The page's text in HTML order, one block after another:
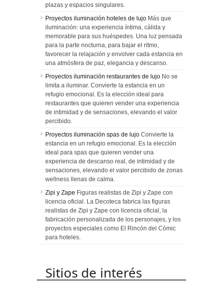
plazas y espacios singulares.
Proyectos iluminación hoteles de lujo Más que
iluminación: una experiencia íntima, cálida y
memorable para sus huéspedes. Una luz pensada
para la parte nocturna, para bajar el ritmo,
favorecer la relajación y envolver cada estancia en
una atmósfera de paz, elegancia y descanso.
Proyectos iluminación restaurantes de lujo No se
limita a iluminar. Convierte la estancia en un
refugio emocional. Es la elección ideal para
restaurantes que quieren vender una experiencia
de intimidad y de sensaciones, elevando el valor
percibido.
Proyectos iluminación spas de lujo Convierte la
estancia en un refugio emocional. Es la elección
ideal para spas que quieren vender una
experiencia de descanso real, de intimidad y de
sensaciones, elevando el valor percibido de zonas
wellness llenas de calma.
Zipi y Zape Figuras realistas de Zipi y Zape con
licencia oficial. La Decoteca fabrica las figuras
realistas de Zipi y Zape con licencia oficial, la
fabricación personalizada de los personajes, y los
proyectos especiales como El Rincón del Cómic
para hoteles.
Sitios de interés